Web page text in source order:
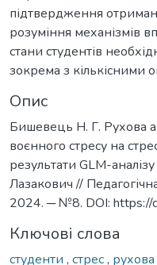
підтвердження
розуміння механізмів
стани студентів
зокрема з кількісними
Опис
Бишевець Н. Г. Рухова
воєнного стресу на
результати GLM-
Лазакович //
2024. ─ №8. DOI: https://
Ключові слова
студенти , стрес, рухова